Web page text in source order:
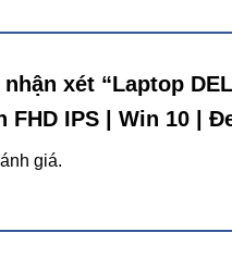
mẽ, năng suất là
GeForce® MX330
xét “Laptop
FHD IPS | Win 10 |
giá.